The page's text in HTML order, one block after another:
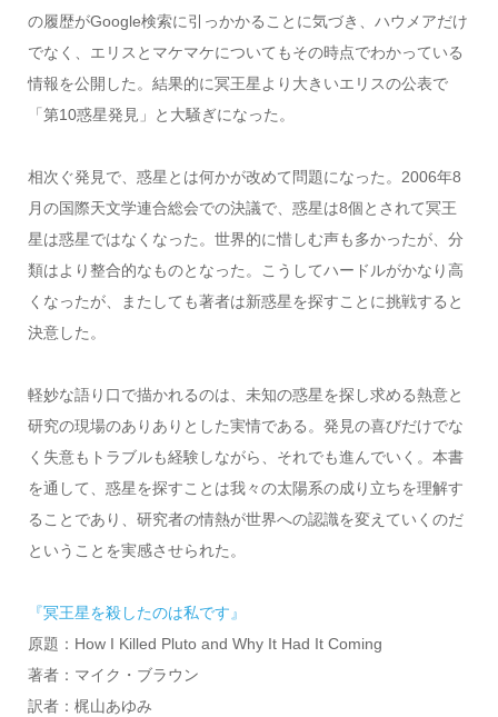
の履歴がGoogle検索に引っかかることに気づき、ハウメアだけ
でなく、エリスとマケマケについてもその時点でわかっている
情報を公開した。結果的に冥王星より大きいエリスの公表で
「第10惑星発見」と大騒ぎになった。
相次ぐ発見で、惑星とは何かが改めて問題になった。2006年8
月の国際天文学連合総会での決議で、惑星は8個とされて冥王
星は惑星ではなくなった。世界的に惜しむ声も多かったが、分
類はより整合的なものとなった。こうしてハードルがかなり高
くなったが、またしても著者は新惑星を探すことに挑戦すると
決意した。
軽妙な語り口で描かれるのは、未知の惑星を探し求める熱意と
研究の現場のありありとした実情である。発見の喜びだけでな
く失意もトラブルも経験しながら、それでも進んでいく。本書
を通して、惑星を探すことは我々の太陽系の成り立ちを理解す
ることであり、研究者の情熱が世界への認識を変えていくのだ
ということを実感させられた。
『冥王星を殺したのは私です』
原題：How I Killed Pluto and Why It Had It Coming
著者：マイク・ブラウン
訳者：梶山あゆみ